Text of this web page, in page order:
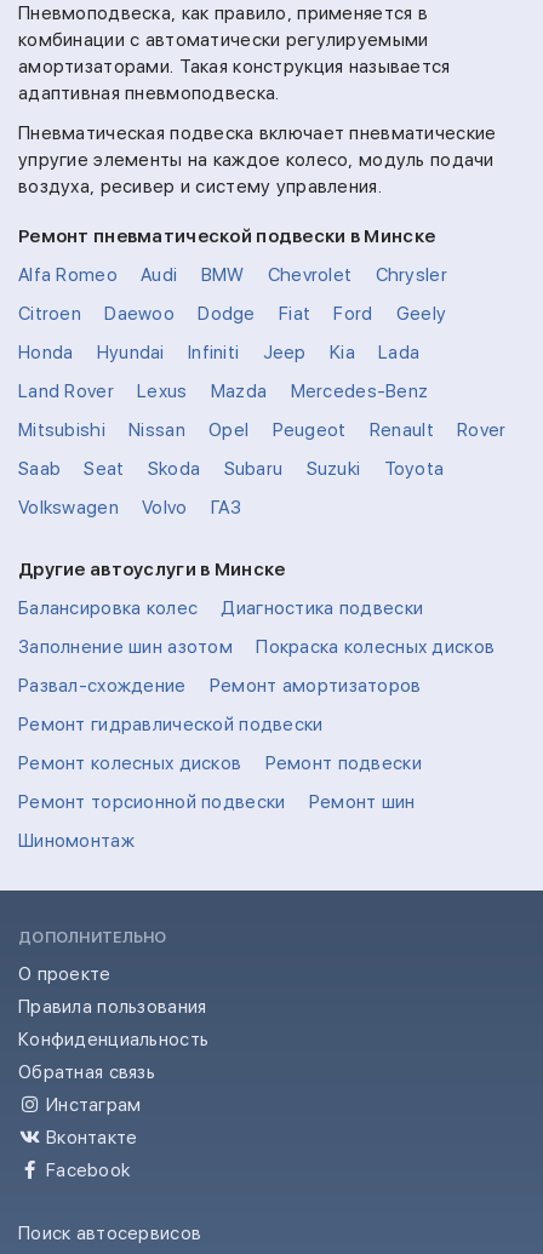
Пневмоподвеска, как правило, применяется в
комбинации с автоматически регулируемыми
амортизаторами. Такая конструкция называется
адаптивная пневмоподвеска.
Пневматическая подвеска включает пневматические
упругие элементы на каждое колесо, модуль подачи
воздуха, ресивер и систему управления.
Ремонт пневматической подвески в Минске
Alfa Romeo
Audi BMW Chevrolet
Chrysler
Citroen
Daewoo Dodge Fiat Ford
Geely
Honda
Hyundai Infiniti Jeep Kia
Lada
Land Rover
Lexus Mazda
Mercedes-Benz
Mitsubishi
Nissan Opel Peugeot Renault
Rover
Saab
Seat Skoda Subaru Suzuki
Toyota
Volkswagen
Volvo ГАЗ
Другие автоуслуги в Минске
Балансировка колес
Диагностика подвески
Заполнение шин азотом
Покраска колесных дисков
Развал-схождение
Ремонт амортизаторов
Ремонт гидравлической подвески
Ремонт колесных дисков
Ремонт подвески
Ремонт торсионной подвески
Ремонт шин
Шиномонтаж
ДОПОЛНИТЕЛЬНО
О проекте
Правила пользования
Конфиденциальность
Обратная связь
Инстаграм
Вконтакте
Facebook
Поиск автосервисов